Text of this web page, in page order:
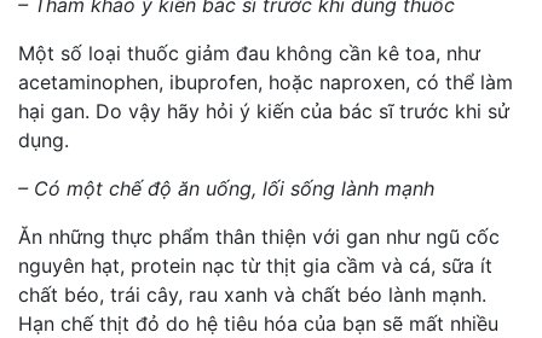
Một số loại thuốc giảm đau không cần kê toa, như
acetaminophen, ibuprofen, hoặc naproxen, có thể làm
hại gan. Do vậy hãy hỏi ý kiến của bác sĩ trước khi sử
dụng.
– Có một chế độ ăn uống, lối sống lành mạnh
Ăn những thực phẩm thân thiện với gan như ngũ cốc
nguyên hạt, protein nạc từ thịt gia cầm và cá, sữa ít
chất béo, trái cây, rau xanh và chất béo lành mạnh.
Hạn chế thịt đỏ do hệ tiêu hóa của bạn sẽ mất nhiều